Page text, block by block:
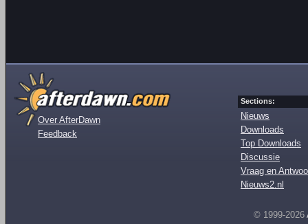
Over AfterDawn
Feedback
Sections:
Nieuws
Downloads
Top Downloads
Discussie
Vraag en
Nieuws2.nl
© 1999-2026